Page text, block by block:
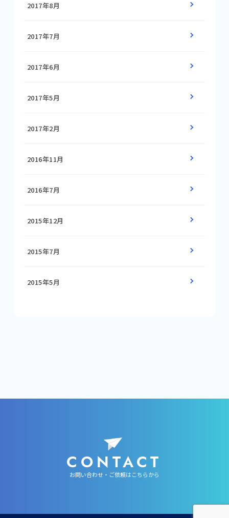
2017年8月
2017年7月
2017年6月
2017年5月
2017年2月
2016年11月
2016年7月
2015年12月
2015年7月
2015年5月
CONTACT
お問い合わせ・ご依頼はこちらから